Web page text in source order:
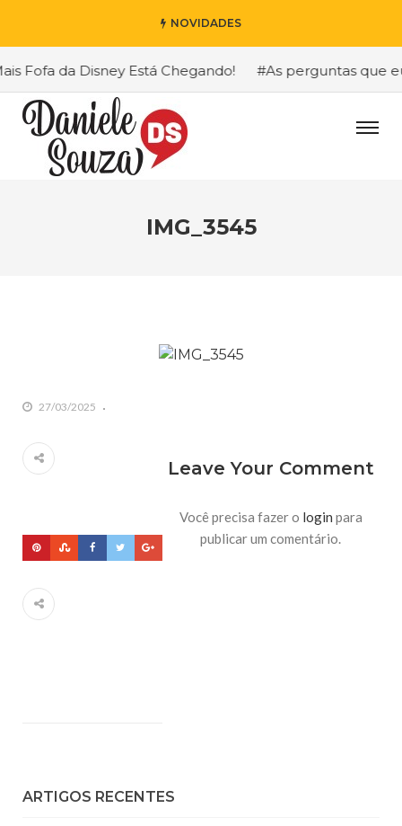
NOVIDADES
Fofa da Disney Está Chegando! #As perguntas que
IMG_3545
27/03/2025
Leave Your Comment
Você precisa fazer o login para
publicar um comentário.
ARTIGOS RECENTES